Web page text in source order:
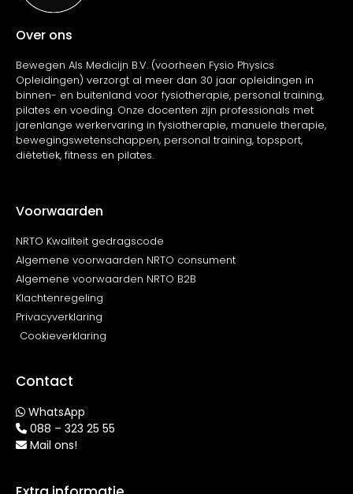
Over ons
Bewegen Als Medicijn B.V. (voorheen Fysio Physics
Opleidingen) verzorgt al meer dan 30 jaar opleidingen in
binnen- en buitenland voor fysiotherapie, personal training,
pilates en voeding. Onze docenten zijn professionals met
jarenlange werkervaring in fysiotherapie, manuele therapie,
bewegingswetenschappen, personal training, topsport,
diëtetiek, fitness en pilates.
Voorwaarden
NRTO Kwaliteit gedragscode
Algemene voorwaarden NRTO consument
Algemene voorwaarden NRTO B2B
Klachtenregeling
Privacyverklaring
Cookieverklaring
Contact
WhatsApp
088 – 323 25 55
Mail ons!